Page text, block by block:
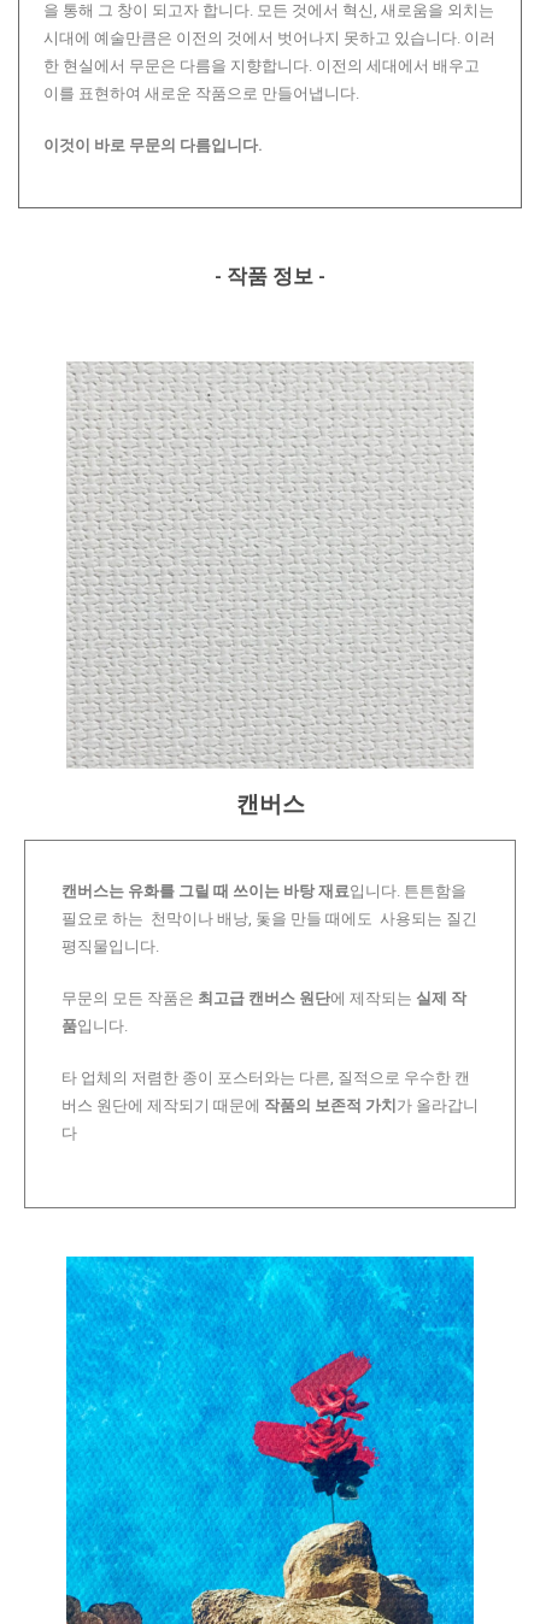
을 통해 그 창이 되고자 합니다. 모든 것에서 혁신, 새로움을 외치는
시대에 예술만큼은 이전의 것에서 벗어나지 못하고 있습니다. 이러
한 현실에서 무문은 다름을 지향합니다. 이전의 세대에서 배우고
이를 표현하여 새로운 작품으로 만들어냅니다.
이것이 바로 무문의 다름입니다.
- 작품 정보 -
캔버스
캔버스는 유화를 그릴 때 쓰이는 바탕 재료입니다. 튼튼함을
필요로 하는 천막이나 배낭, 돛을 만들 때에도 사용되는 질긴
평직물입니다.
무문의 모든 작품은 최고급 캔버스 원단에 제작되는 실제 작
품입니다.
타 업체의 저렴한 종이 포스터와는 다른, 질적으로 우수한 캔
버스 원단에 제작되기 때문에 작품의 보존적 가치 가 올라갑니
다